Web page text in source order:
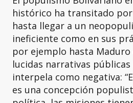
histórico ha transitado
hasta llegar a un
ineficiente como en sus
por ejemplo hasta Maduro
lucidas narrativas públicas
interpela como negativa:
es una concepción